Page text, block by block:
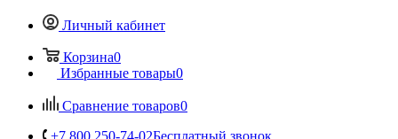
Личный кабинет
Корзина0
Избранные товары0
Сравнение товаров0
+7 800 250-74-02Бесплатный звонок